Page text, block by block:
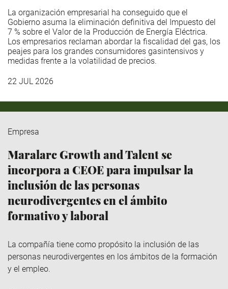
La organización empresarial ha conseguido que el
Gobierno asuma la eliminación definitiva del Impuesto del
7 % sobre el Valor de la Producción de Energía Eléctrica.
Los empresarios reclaman abordar la fiscalidad del gas, los
peajes para los grandes consumidores gasintensivos y
medidas frente a la volatilidad de precios.
22 JUL 2026
Empresa
Maralarc Growth and Talent se
incorpora a CEOE para impulsar la
inclusión de las personas
neurodivergentes en el ámbito
formativo y laboral
La compañía tiene como propósito la inclusión de las
personas neurodivergentes en los ámbitos de la formación
y el empleo.